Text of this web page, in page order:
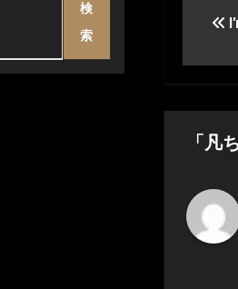
検
索
ナ
ビ
ゲ
ー
シ
「凡